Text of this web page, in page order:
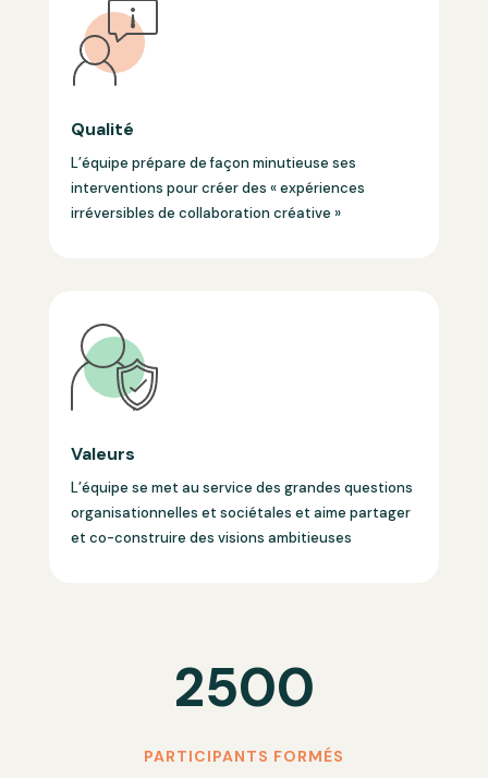
Qualité
L’équipe prépare de façon minutieuse ses
interventions pour créer des « expériences
irréversibles de collaboration créative »
Valeurs
L’équipe se met au service des grandes questions
organisationnelles et sociétales et aime partager
et co-construire des visions ambitieuses
2500
PARTICIPANTS FORMÉS